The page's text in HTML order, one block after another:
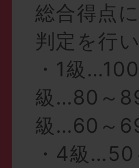
総合得点
判定を行
・1級
級…80～
級…60～
・4級